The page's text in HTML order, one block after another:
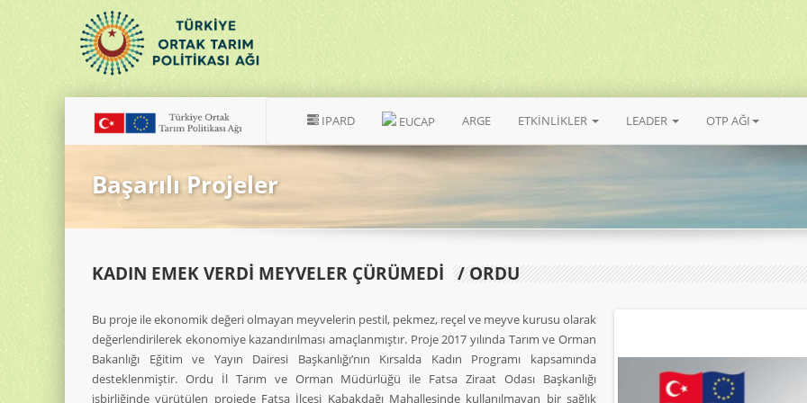
IPARD EUCAP ARGE ETKİNLİKLER LEADER OTP AĞI
Başarılı Projeler
KADIN EMEK VERDİ MEYVELER ÇÜRÜMEDİ / ORDU
Bu proje ile ekonomik değeri olmayan meyvelerin pestil, pekmez, reçel ve meyve kurusu olarak
değerlendirilerek ekonomiye kazandırılması amaçlanmıştır. Proje 2017 yılında Tarım ve Orman
Bakanlığı Eğitim ve Yayın Dairesi Başkanlığı’nın Kırsalda Kadın Programı kapsamında
desteklenmiştir. Ordu İl Tarım ve Orman Müdürlüğü ile Fatsa Ziraat Odası Başkanlığı
işbirliğinde yürütülen projede Fatsa İlçesi Kabakdağı Mahallesinde kullanılmayan bir sağlık